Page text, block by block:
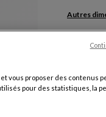
Autres
Coloris :
vous proposer des contenus
pour des statistiques, la